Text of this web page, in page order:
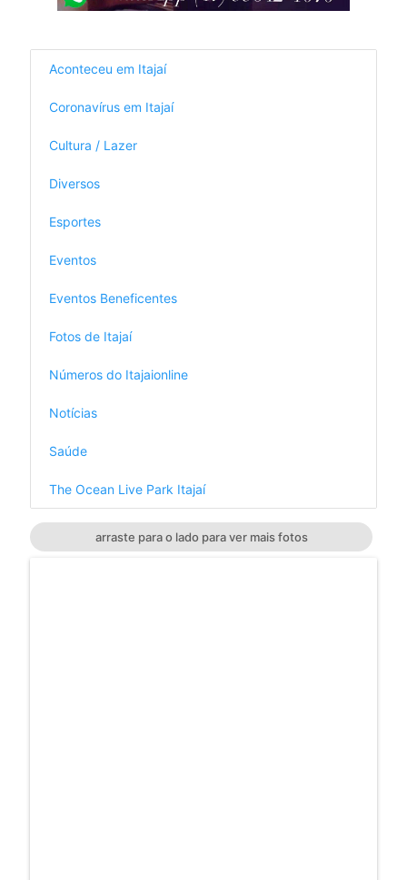
Aconteceu em Itajaí
Coronavírus em Itajaí
Cultura / Lazer
Diversos
Esportes
Eventos
Eventos Beneficentes
Fotos de Itajaí
Números do Itajaionline
Notícias
Saúde
The Ocean Live Park Itajaí
arraste para o lado para ver mais fotos